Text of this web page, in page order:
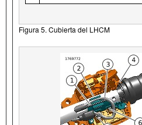
Figura 5. Cubierta del LHCM